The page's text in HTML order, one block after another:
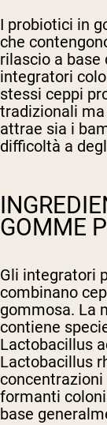
I probiotici in
che
rilascio a base
integratori
stessi ceppi
tradizionali
attrae sia i
difficoltà a
GOMME
Gli integratori
combinano
gommosa. La
contiene
Lactobacillus
Lactobacillus
formanti
base